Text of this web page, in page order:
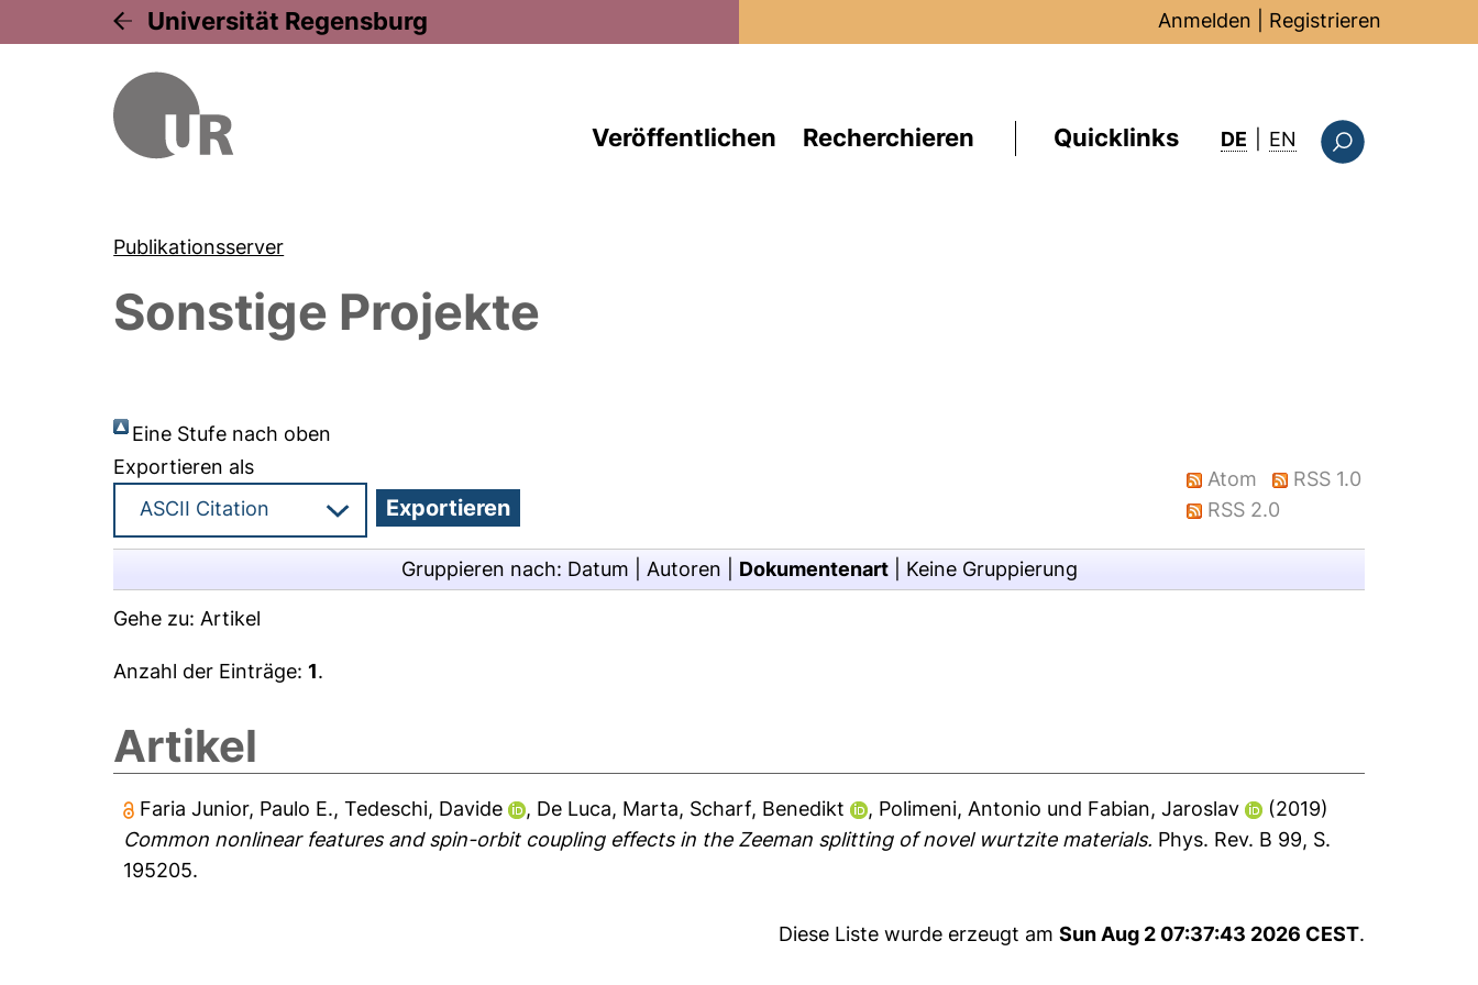
Universität Regensburg Anmelden Registrieren
Veröffentlichen Recherchieren Quicklinks DE EN : this page in
Publikationsserver
Sonstige Projekte
Eine Stufe nach oben
Exportieren als
Atom
RSS 1.0
RSS 2.0
Gruppieren nach: Datum Autoren Dokumentenart| Keine Gruppierung
Gehe zu: Artikel
Anzahl der Einträge:1.
Artikel
Faria Junior, Paulo E.,Tedeschi, Davide , De Luca, Marta, Scharf, Benedikt , Polimeni, Antonio und Fabian, Jaroslav
(2019)
Common nonlinear features and spin-orbit coupling effects in the Zeeman splitting of novel wurtzite materials. Phys. Rev. B 99, S.
195205.
Diese Liste wurde erzeugt am Sun Aug 2 07:37:43 2026 CEST.